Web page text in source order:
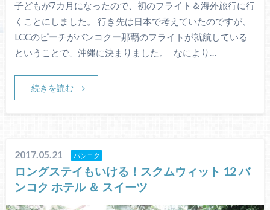
子どもが7カ月になったので、初のフライト＆海外旅行に行
くことにしました。 行き先は日本で考えていたのですが、
LCCのピーチがバンコクー那覇のフライトが就航している
ということで、沖縄に決まりました。 なにより…
続きを読む
2017.05.21 バンコク
ロングステイもいける！スクムウィット 12 バ
ンコク ホテル ＆ スイーツ